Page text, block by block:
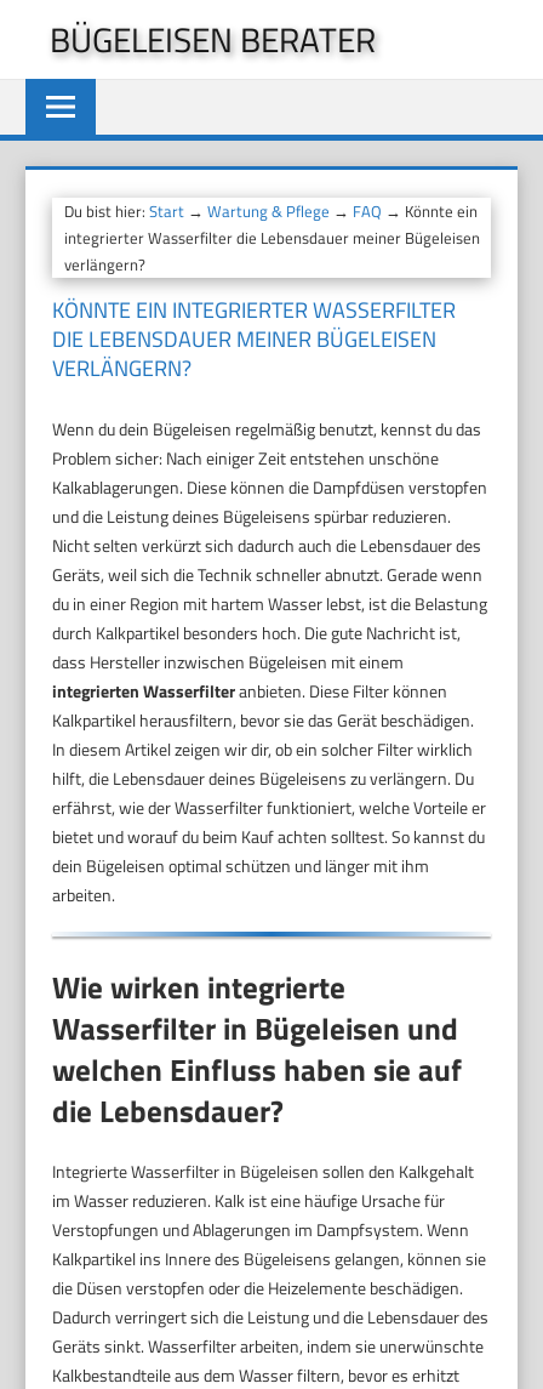
springen
BÜGELEISEN BERATER
Du bist hier:Start →Wartung & Pflege → FAQ → Könnte ein
integrierter Wasserfilter die Lebensdauer meiner Bügeleisen
verlängern?
KÖNNTE EIN INTEGRIERTER WASSERFILTER
DIE LEBENSDAUER MEINER BÜGELEISEN
VERLÄNGERN?
Wenn du dein Bügeleisen regelmäßig benutzt, kennst du das
Problem sicher: Nach einiger Zeit entstehen unschöne
Kalkablagerungen. Diese können die Dampfdüsen verstopfen
und die Leistung deines Bügeleisens spürbar reduzieren.
Nicht selten verkürzt sich dadurch auch die Lebensdauer des
Geräts, weil sich die Technik schneller abnutzt. Gerade wenn
du in einer Region mit hartem Wasser lebst, ist die Belastung
durch Kalkpartikel besonders hoch. Die gute Nachricht ist,
dass Hersteller inzwischen Bügeleisen mit einem
integrierten Wasserfilteranbieten. Diese Filter können
Kalkpartikel herausfiltern, bevor sie das Gerät beschädigen.
In diesem Artikel zeigen wir dir, ob ein solcher Filter wirklich
hilft, die Lebensdauer deines Bügeleisens zu verlängern. Du
erfährst, wie der Wasserfilter funktioniert, welche Vorteile er
bietet und worauf du beim Kauf achten solltest. So kannst du
dein Bügeleisen optimal schützen und länger mit ihm
arbeiten.
Wie wirken integrierte
Wasserfilter in Bügeleisen und
welchen Einfluss haben sie auf
die Lebensdauer?
Integrierte Wasserfilter in Bügeleisen sollen den Kalkgehalt
im Wasser reduzieren. Kalk ist eine häufige Ursache für
Verstopfungen und Ablagerungen im Dampfsystem. Wenn
Kalkpartikel ins Innere des Bügeleisens gelangen, können sie
die Düsen verstopfen oder die Heizelemente beschädigen.
Dadurch verringert sich die Leistung und die Lebensdauer des
Geräts sinkt. Wasserfilter arbeiten, indem sie unerwünschte
Kalkbestandteile aus dem Wasser filtern, bevor es erhitzt